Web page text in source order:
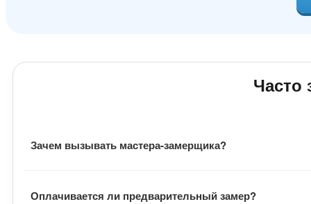
Часто
Зачем вызывать мастера-замерщика?
Замерщик оценивает фронт работ, подбирает
Оплачивается ли предварительный замер?